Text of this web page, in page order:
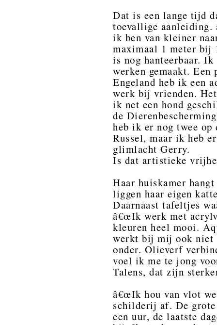
Dat is een lange tijd
toevallige aanleiding.
ik ben van kleiner
maximaal 1 meter bij
is nog hanteerbaar.
werken gemaakt.
Engeland heb ik een
werk bij vrienden.
ik net een hond
de
heb ik er nog twee op
Russel, maar ik heb
glimlacht Gerry.
Is dat artistieke
Haar huiskamer
liggen haar eigen
Daarnaast tafeltjes
â€œIk werk met
kleuren heel mooi.
werkt bij mij ook niet
onder. Olieverf
voel ik me te jong
Talens, dat zijn
â€œIk hou van vlot
schilderij af. De
een uur, de laatste